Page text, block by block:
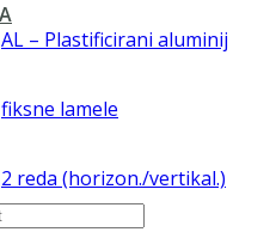
AL – Plastificirani aluminij
fiksne lamele
2 reda (horizon./vertikal.)